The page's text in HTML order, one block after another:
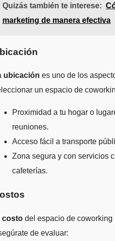
Quizás también te interese:
marketing de manera efectiva
ubicación es uno de los
un espacio de
Proximidad a tu hogar o
reuniones.
Acceso fácil a transporte
Zona segura y con servicios
cafeterías.
costo del espacio de
de evaluar: